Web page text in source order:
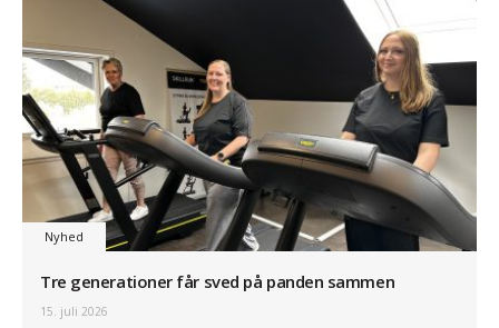
Nyhed
Tre generationer får sved på panden sammen
15. juli 2026